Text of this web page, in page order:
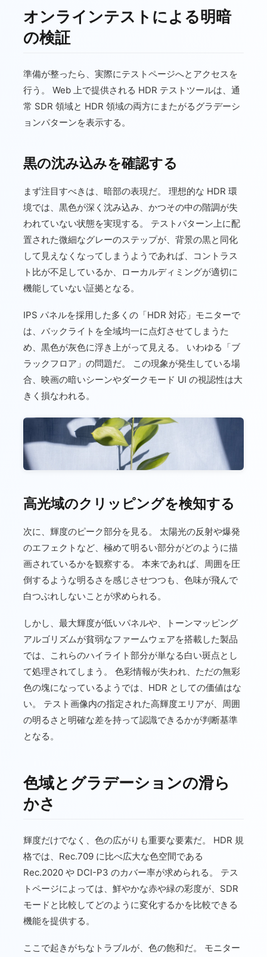
オンラインテストによる明暗
の検証
準備が整ったら、実際にテストページへとアクセスを
行う。 Web 上で提供される HDR テストツールは、通
常 SDR 領域と HDR 領域の両方にまたがるグラデーシ
ョンパターンを表示する。
黒の沈み込みを確認する
まず注目すべきは、暗部の表現だ。 理想的な HDR 環
境では、黒色が深く沈み込み、かつその中の階調が失
われていない状態を実現する。 テストパターン上に配
置された微細なグレーのステップが、背景の黒と同化
して見えなくなってしまうようであれば、コントラス
ト比が不足しているか、ローカルディミングが適切に
機能していない証拠となる。
IPS パネルを採用した多くの「HDR 対応」モニターで
は、バックライトを全域均一に点灯させてしまうた
め、黒色が灰色に浮き上がって見える。 いわゆる「ブ
ラックフロア」の問題だ。 この現象が発生している場
合、映画の暗いシーンやダークモード UI の視認性は大
きく損なわれる。
高光域のクリッピングを検知する
次に、輝度のピーク部分を見る。 太陽光の反射や爆発
のエフェクトなど、極めて明るい部分がどのように描
画されているかを観察する。 本来であれば、周囲を圧
倒するような明るさを感じさせつつも、色味が飛んで
白つぶれしないことが求められる。
しかし、最大輝度が低いパネルや、トーンマッピング
アルゴリズムが貧弱なファームウェアを搭載した製品
では、これらのハイライト部分が単なる白い斑点とし
て処理されてしまう。 色彩情報が失われ、ただの無彩
色の塊になっているようでは、HDR としての価値はな
い。 テスト画像内の指定された高輝度エリアが、周囲
の明るさと明確な差を持って認識できるかが判断基準
となる。
色域とグラデーションの滑ら
かさ
輝度だけでなく、色の広がりも重要な要素だ。 HDR 規
格では、Rec.709 に比べ広大な色空間である
Rec.2020 や DCI-P3 のカバー率が求められる。 テス
トページによっては、鮮やかな赤や緑の彩度が、SDR
モードと比較してどのように変化するかを比較できる
機能を提供する。
ここで起きがちなトラブルが、色の飽和だ。 モニター